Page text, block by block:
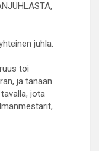
juhla.
toi
ja tänään
jota